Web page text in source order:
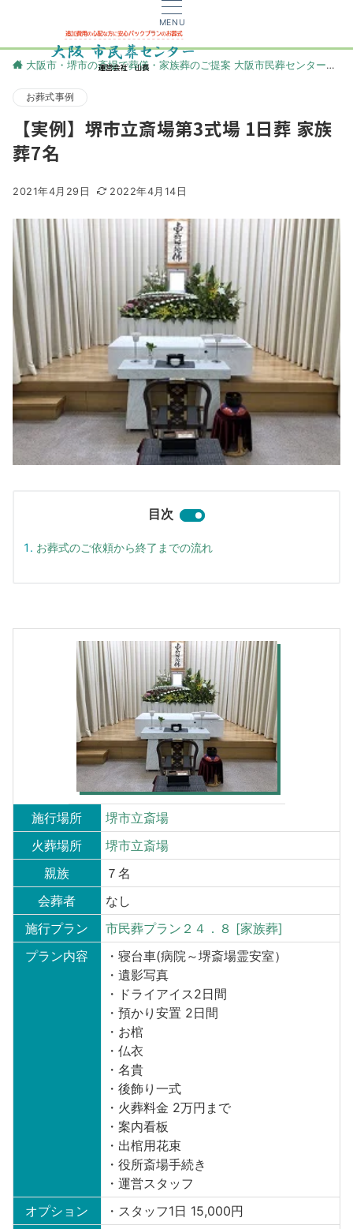
MENU
大阪市・堺市の斎場で葬儀・家族葬のご提案 大阪市民葬センター
お葬式事例
【実例】堺市立斎場第3式場 1日葬 家族
葬7名
2021年4月29日 2022年4月14日
目次
お葬式のご依頼から終了までの流れ
施行場所
堺市立斎場
火葬場所
堺市立斎場
親族
７名
会葬者
なし
施行プラン
市民葬プラン２４．８ [家族葬]
プラン内容
・寝台車(病院～堺斎場霊安室）
・遺影写真
・ドライアイス2日間
・預かり安置 2日間
・お棺
・仏衣
・名貴
・後飾り一式
・火葬料金 2万円まで
・案内看板
・出棺用花束
・役所斎場手続き
・運営スタッフ
オプション
・スタッフ1日 15,000円